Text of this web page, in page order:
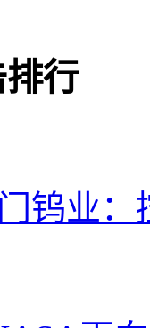
行
钨业：